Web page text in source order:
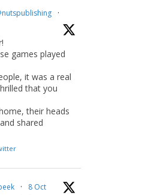
·
games played
it was a real
that you
their heads
shared
· 8 Oct